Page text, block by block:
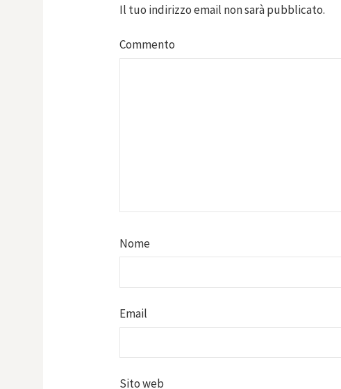
Il tuo indirizzo email non sarà pubblicato.
Commento
Nome
Email
Sito web